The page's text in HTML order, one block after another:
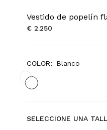
Vestido de popelín
€ 2.250
COLOR: Blanco
SELECCIONE UNA